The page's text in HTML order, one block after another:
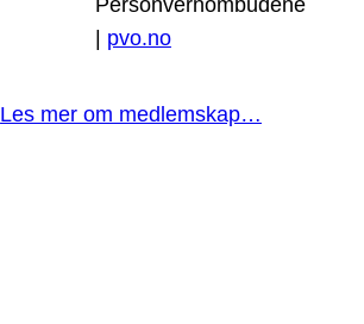
| pvo.no
Les mer om medlemskap…